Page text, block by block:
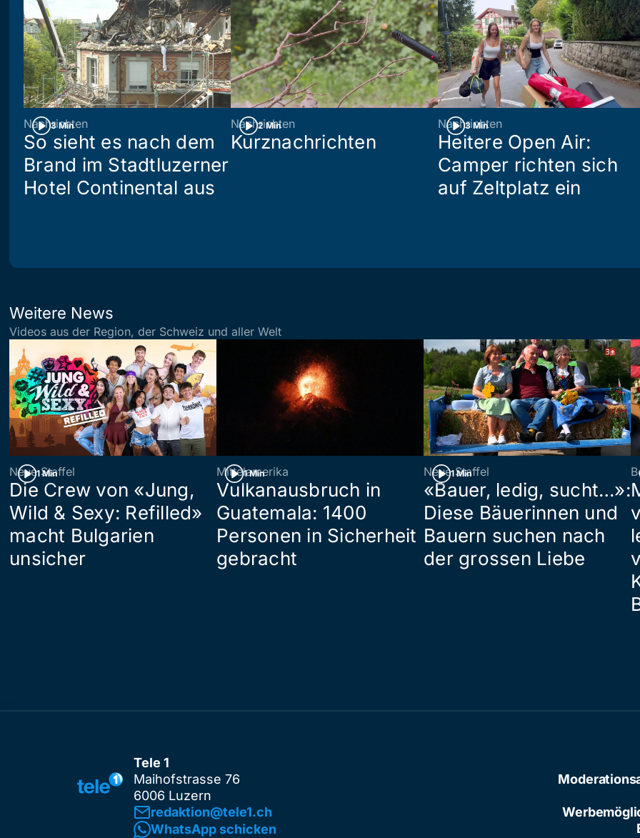
3 Min
Nachrichten
So sieht es nach dem
Brand im Stadtluzerner
Hotel Continental aus
2 Min
Nachrichten
Kurznachrichten
3 Min
Nachrichten
Heitere Open Air:
Camper richten sich
auf Zeltplatz ein
Weitere News
Videos aus der Region, der Schweiz und aller Welt
1 Min
Neue Staffel
Die Crew von «Jung,
Wild & Sexy: Refilled»
macht Bulgarien
unsicher
1 Min
Mittelamerika
Vulkanausbruch in
Guatemala: 1400
Personen in Sicherheit
gebracht
1 Min
Neue Staffel
«Bauer, ledig, sucht…»:
Diese Bäuerinnen und
Bauern suchen nach
der grossen Liebe
Tele 1
Maihofstrasse 76
6006 Luzern
redaktion@tele1.ch
WhatsApp schicken